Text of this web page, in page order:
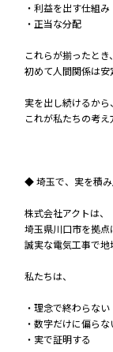
・利益を出す仕組み
・正当な分配
これらが揃ったとき、
初めて人間関係は安
実を出し続けるから
これが私たちの考え
◆ 埼玉で、実を積
株式会社アクトは、
埼玉県川口市を拠点
誠実な電気工事で地
私たちは、
・理念で終わらない
・数字だけに偏らな
・実で証明する